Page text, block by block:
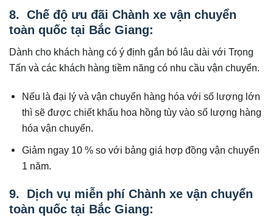
8. Chế độ ưu đãi Chành xe vận chuyển
toàn quốc tại Bắc Giang:
Dành cho khách hàng có ý định gắn bó lâu dài với Trọng
Tấn và các khách hàng tiềm năng có nhu cầu vận chuyển.
Nếu là đại lý và vận chuyển hàng hóa với số lượng lớn
thì sẽ được chiết khấu hoa hồng tùy vào số lượng hàng
hóa vận chuyển.
Giảm ngay 10 % so với bảng giá hợp đồng vận chuyển
1 năm.
9. Dịch vụ miễn phí Chành xe vận chuyển
toàn quốc tại Bắc Giang: